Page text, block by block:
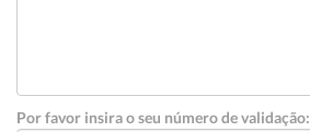
Por favor insira o seu número de validação: